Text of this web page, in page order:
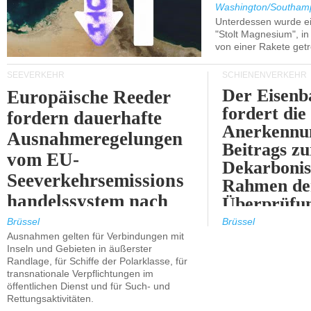
Washington/
Unterdessen wurde
"Stolt Magnesium",
von einer Rakete
SEEVERKEHR
Europäische Reeder
fordern dauerhafte
Ausnahmeregelungen
vom EU-
Seeverkehrsemissions
handelssystem nach
2030.
Brüssel
Ausnahmen gelten für Verbindungen mit
Inseln und Gebieten in äußerster
Randlage, für Schiffe der Polarklasse, für
transnationale Verpflichtungen im
öffentlichen Dienst und für Such- und
Rettungsaktivitäten.
SCHIENENVERKEHR
Der
fordert die
Beitrags
Rahmen
ETS.
Brüssel